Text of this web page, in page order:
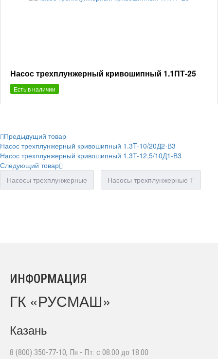
Насос трехплунжерный кривошипный 1.1ПТ-25
Есть в наличии
Предыдущий товар
Насос трехплунжерный кривошипный 1.3T-10/20Д2-В3
Насос трехплунжерный кривошипный 1.3T-12,5/10Д1-В3
Следующий товар
Насосы трехплунжерные
Насосы трехплунжерные Т
ИНФОРМАЦИЯ
ГК «РУСМАШ»
Казань
8 (800) 350-77-10, Пн - Пт: с 08:00 до 18:00